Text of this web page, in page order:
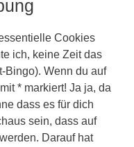
allem durch einen
vertragen
Mit dem Alter
weil der Dünndarm
Wesen, das im
Cookies
ich, keine Zeit das
Bingo). Wenn du auf
* markiert! Ja ja, da
dass es für dich
sein, dass auf
Darauf hat